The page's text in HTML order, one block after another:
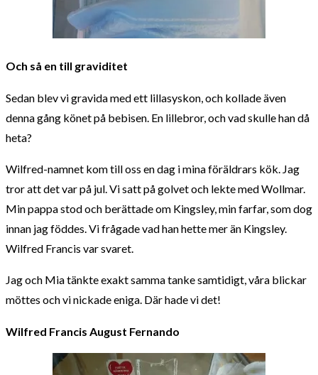
Och så en till graviditet
Sedan blev vi gravida med ett lillasyskon, och kollade även
denna gång könet på bebisen. En lillebror, och vad skulle han då
heta?
Wilfred-namnet kom till oss en dag i mina föräldrars kök. Jag
tror att det var på jul. Vi satt på golvet och lekte med Wollmar.
Min pappa stod och berättade om Kingsley, min farfar, som dog
innan jag föddes. Vi frågade vad han hette mer än Kingsley.
Wilfred Francis var svaret.
Jag och Mia tänkte exakt samma tanke samtidigt, våra blickar
möttes och vi nickade eniga. Där hade vi det!
Wilfred Francis August Fernando